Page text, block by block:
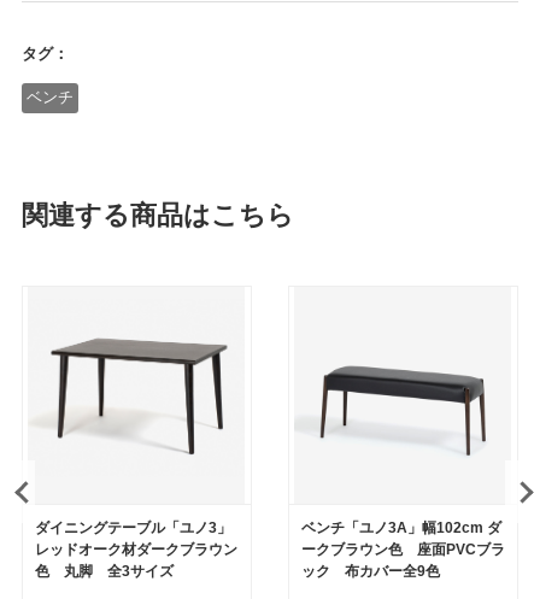
タグ：
ベンチ
関連する商品はこちら
ダイニングテーブル「ユノ3」
レッドオーク材ダークブラウン
色 丸脚 全3サイズ
ベンチ「ユノ3A」幅102cm ダ
ークブラウン色 座面PVCブラ
ック 布カバー全9色